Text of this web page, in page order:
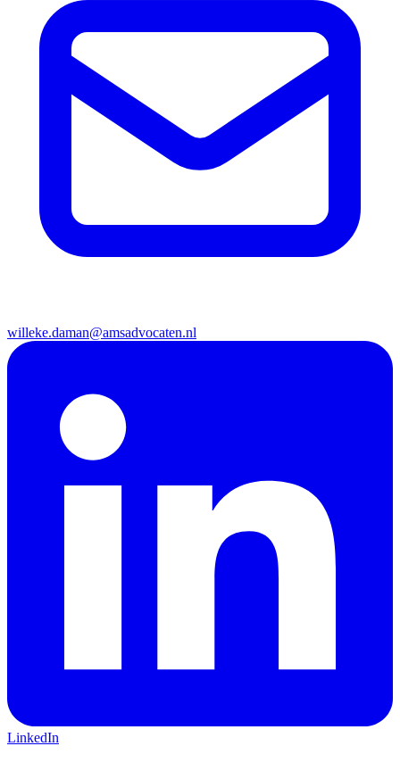
willeke.daman@amsadvocaten.nl
LinkedIn